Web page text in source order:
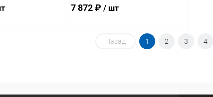
7 872 ₽ / шт
В корзину
Назад 1 2 3 4